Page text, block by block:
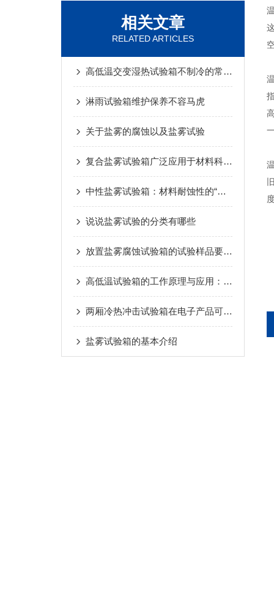
相关文章
RELATED ARTICLES
高低温交变湿热试验箱不制冷的常见原因
淋雨试验箱维护保养不容马虎
关于盐雾的腐蚀以及盐雾试验
复合盐雾试验箱广泛应用于材料科学领域
中性盐雾试验箱：材料耐蚀性的“检验官”
说说盐雾试验的分类有哪些
放置盐雾腐蚀试验箱的试验样品要注意的事项
高低温试验箱的工作原理与应用：测试材料耐温性能
两厢冷热冲击试验箱在电子产品可靠性测试中的关键作用
盐雾试验箱的基本介绍